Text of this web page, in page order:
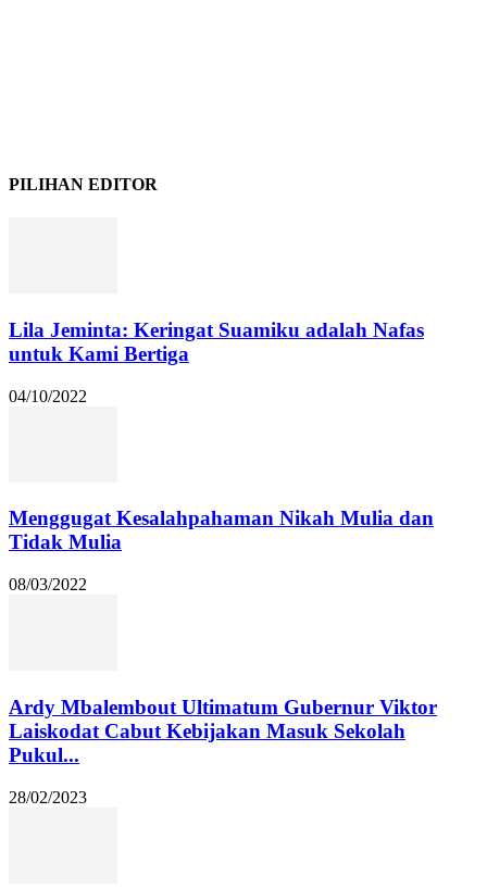
PILIHAN EDITOR
Lila Jeminta: Keringat Suamiku adalah Nafas
untuk Kami Bertiga
04/10/2022
Menggugat Kesalahpahaman Nikah Mulia dan
Tidak Mulia
08/03/2022
Ardy Mbalembout Ultimatum Gubernur Viktor
Laiskodat Cabut Kebijakan Masuk Sekolah
Pukul...
28/02/2023